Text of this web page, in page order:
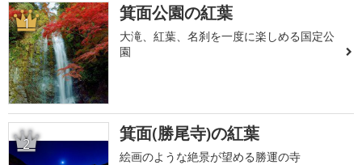
1 箕面公園の紅葉
大滝、紅葉、名刹を一度に楽しめる国定公
園
2 箕面(勝尾寺)の紅葉
絵画のような絶景が望める勝運の寺